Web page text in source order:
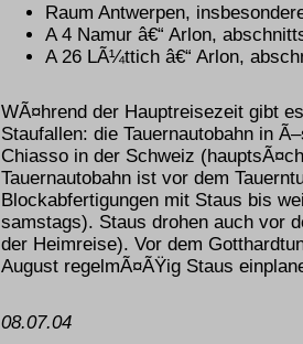
Raum Antwerpen,
A 4 Namur â€“ Arlon,
A 26 LÃ¼ttich â€“ Arlon,
WÃ¤hrend der Hauptreisezeit gibt
Staufallen: die Tauernautobahn in
Chiasso in der Schweiz
Tauernautobahn ist vor dem
Blockabfertigungen mit Staus bis
samstags). Staus drohen auch vor
der Heimreise). Vor dem
August regelmÃ¤ÃŸig Staus
08.07.04